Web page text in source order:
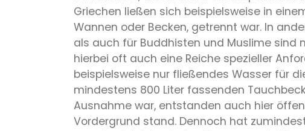
Griechen ließen sich beispielsweise in
Wannen oder Becken, getrennt war. In
als auch für Buddhisten und Muslime sind
hierbei oft auch eine Reiche spezieller
beispielsweise nur fließendes Wasser für
mindestens 800 Liter fassenden
Ausnahme war, entstanden auch hier
Vordergrund stand. Dennoch hat